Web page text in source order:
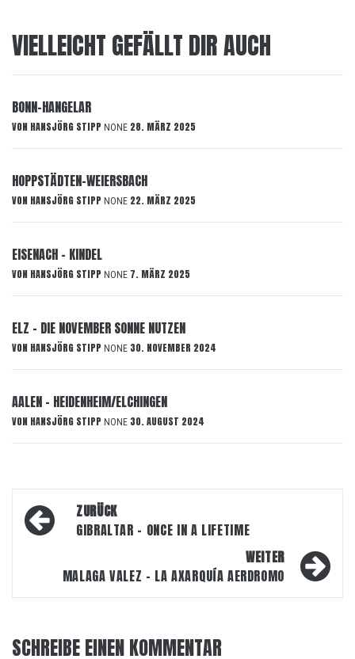
VIELLEICHT GEFÄLLT DIR AUCH
BONN-HANGELAR
VON HANSJÖRG STIPP NONE 28. MÄRZ 2025
HOPPSTÄDTEN-WEIERSBACH
VON HANSJÖRG STIPP NONE 22. MÄRZ 2025
EISENACH – KINDEL
VON HANSJÖRG STIPP NONE 7. MÄRZ 2025
ELZ – DIE NOVEMBER SONNE NUTZEN
VON HANSJÖRG STIPP NONE 30. NOVEMBER 2024
AALEN – HEIDENHEIM/ELCHINGEN
VON HANSJÖRG STIPP NONE 30. AUGUST 2024
Beitragsnavigation
ZURÜCK
GIBRALTAR – ONCE IN A LIFETIME
WEITER
MALAGA VALEZ – LA AXARQUÍA AERDROMO
SCHREIBE EINEN KOMMENTAR